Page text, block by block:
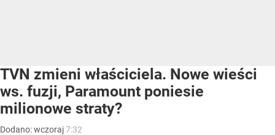
TVN zmieni właściciela. Nowe wieści
ws. fuzji, Paramount poniesie
milionowe straty?
Dodano:wczoraj7:32